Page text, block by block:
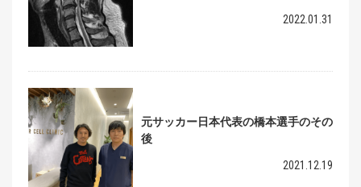
2022.01.31
元サッカー日本代表の橋本選手のその
後
2021.12.19